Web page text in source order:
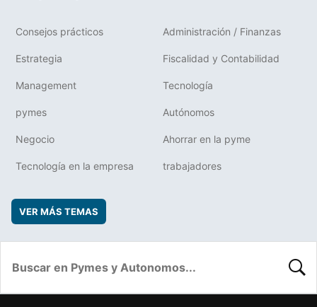
Consejos prácticos Administración / Finanzas
Estrategia Fiscalidad y Contabilidad
Management Tecnología
pymes Autónomos
Negocio Ahorrar en la pyme
Tecnología en la empresa trabajadores
VER MÁS TEMAS